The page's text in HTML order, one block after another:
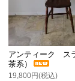
アンティーク ス
茶系）
19,800円(税込)